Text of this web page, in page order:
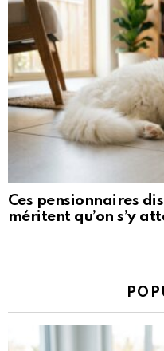
Ces pensionnaires
méritent qu’on s’y